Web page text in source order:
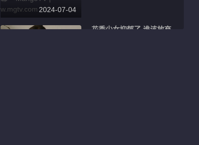
2024-07-04
花季少女抑郁了 谁该放弃